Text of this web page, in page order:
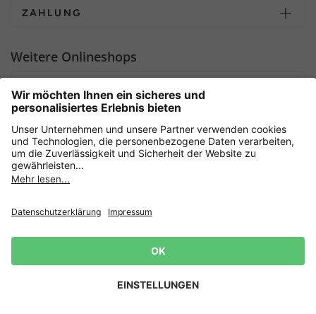
ZAHLUNG
Weitere Onlineshops
Sicher einkaufen mit
Widerrufsrecht
Impressum
Newsletter
Jetzt
Zur Anmeldung